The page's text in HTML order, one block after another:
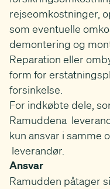
rejseomkostninger,
som eventuelle
demontering og
Reparation eller
form for
forsinkelse.
For indkøbte dele,
Ramuddena
kun ansvar i samme
leverandør.
Ansvar
Ramudden påtager